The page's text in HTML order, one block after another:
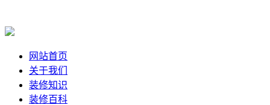
网站首页
关于我们
装修知识
装修百科